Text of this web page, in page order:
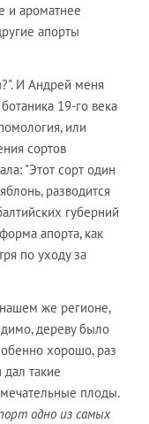
и ароматнее
апорты
И Андрей меня
19-го века
или
сортов
"Этот сорт один
разводится
губерний
апорта, как
по уходу за
же регионе,
дереву было
хорошо, раз
дал такие
плоды.
одно из самых